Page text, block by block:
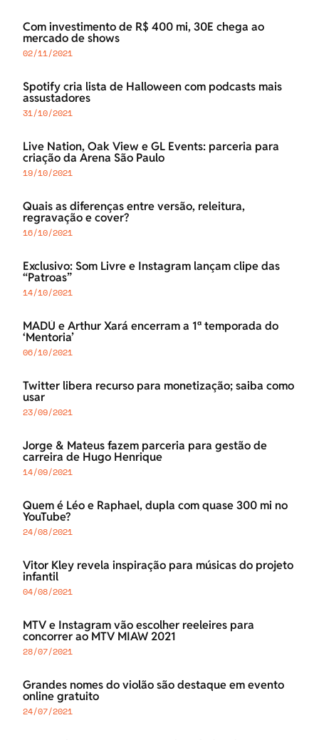
Com investimento de R$ 400 mi, 30E chega ao
mercado de shows
02/11/2021
Spotify cria lista de Halloween com podcasts mais
assustadores
31/10/2021
Live Nation, Oak View e GL Events: parceria para
criação da Arena São Paulo
19/10/2021
Quais as diferenças entre versão, releitura,
regravação e cover?
16/10/2021
Exclusivo: Som Livre e Instagram lançam clipe das
“Patroas”
14/10/2021
MADÚ e Arthur Xará encerram a 1ª temporada do
‘Mentoria’
06/10/2021
Twitter libera recurso para monetização; saiba como
usar
23/09/2021
Jorge & Mateus fazem parceria para gestão de
carreira de Hugo Henrique
14/09/2021
Quem é Léo e Raphael, dupla com quase 300 mi no
YouTube?
24/08/2021
Vitor Kley revela inspiração para músicas do projeto
infantil
04/08/2021
MTV e Instagram vão escolher reeleires para
concorrer ao MTV MIAW 2021
28/07/2021
Grandes nomes do violão são destaque em evento
online gratuito
24/07/2021